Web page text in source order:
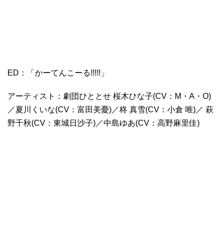
ED：「かーてんこーる!!!!!」
アーティスト：劇団ひととせ 桜木ひな子(CV：M・A・O)
／夏川くいな(CV：富田美憂)／柊 真雪(CV：小倉 唯)／ 萩
野千秋(CV：東城日沙子)／中島ゆあ(CV：高野麻里佳)